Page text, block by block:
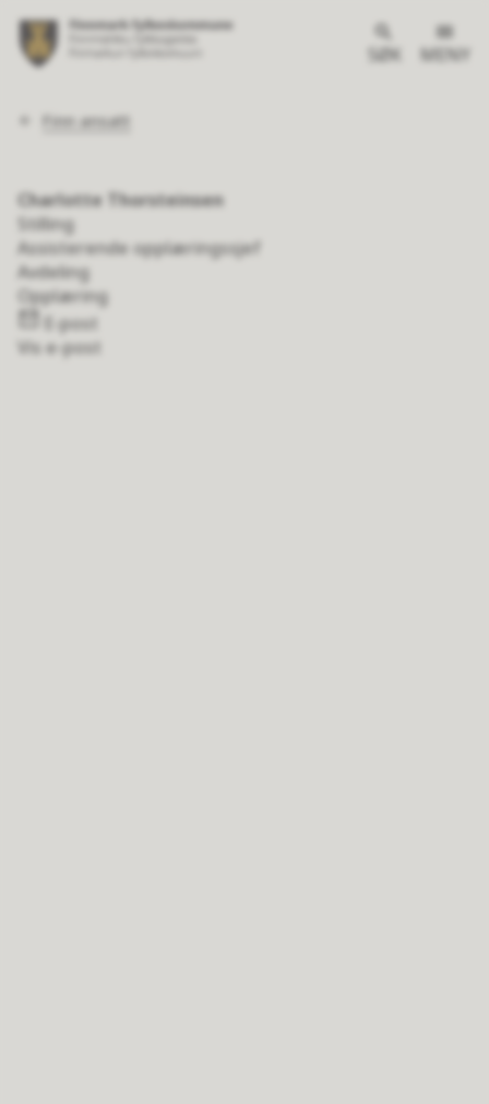
SØK MENY
Du
Finn ansatt
Charlotte Thorsteinsen
Stilling
Assisterende opplæringssjef
Avdeling
Opplæring
E-post
Vis e-post